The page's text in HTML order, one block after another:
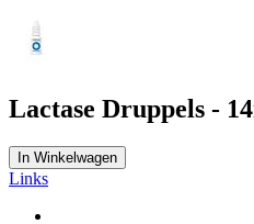
Lactase Druppels -
In Winkelwagen
Links